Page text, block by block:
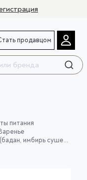
продавцом
питания
таволга, корица, яблоко) 50 гр